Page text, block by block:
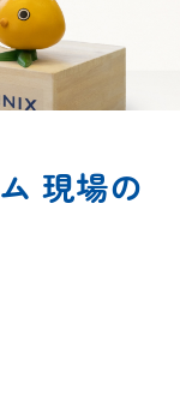
現場の